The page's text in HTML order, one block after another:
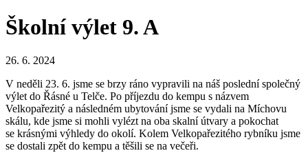
Školní výlet 9. A
26. 6. 2024
V neděli 23. 6. jsme se brzy ráno vypravili na náš poslední společný
výlet do Řásné u Telče. Po příjezdu do kempu s názvem
Velkopařezitý a následném ubytování jsme se vydali na Míchovu
skálu, kde jsme si mohli vylézt na oba skalní útvary a pokochat
se krásnými výhledy do okolí. Kolem Velkopařezitého rybníku jsme
se dostali zpět do kempu a těšili se na večeři.